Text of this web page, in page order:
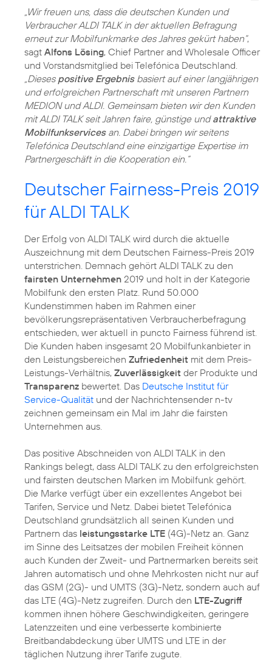
„Wir freuen uns, dass die deutschen Kunden und
Verbraucher ALDI TALK in der aktuellen Befragung
erneut zur Mobilfunkmarke des Jahres gekürt haben“,
sagt Alfons Lösing, Chief Partner and Wholesale Officer
und Vorstandsmitglied bei Telefónica Deutschland.
„Dieses positive Ergebnisbasiert auf einer langjährigen
und erfolgreichen Partnerschaft mit unseren Partnern
MEDION und ALDI. Gemeinsam bieten wir den Kunden
mit ALDI TALK seit Jahren faire, günstige undattraktive
Mobilfunkservicesan. Dabei bringen wir seitens
Telefónica Deutschland eine einzigartige Expertise im
Partnergeschäft in die Kooperation ein.“
Deutscher Fairness-Preis 2019
für ALDI TALK
Der Erfolg von ALDI TALK wird durch die aktuelle
Auszeichnung mit dem Deutschen Fairness-Preis 2019
unterstrichen. Demnach gehört ALDI TALK zu den
fairsten Unternehmen 2019 und holt in der Kategorie
Mobilfunk den ersten Platz. Rund 50.000
Kundenstimmen haben im Rahmen einer
bevölkerungsrepräsentativen Verbraucherbefragung
entschieden, wer aktuell in puncto Fairness führend ist.
Die Kunden haben insgesamt 20 Mobilfunkanbieter in
den Leistungsbereichen Zufriedenheit mit dem Preis-
Leistungs-Verhältnis, Zuverlässigkeit der Produkte und
Transparenz bewertet. Das Deutsche Institut für
Service-Qualität und der Nachrichtensender n-tv
zeichnen gemeinsam ein Mal im Jahr die fairsten
Unternehmen aus.
Das positive Abschneiden von ALDI TALK in den
Rankings belegt, dass ALDI TALK zu den erfolgreichsten
und fairsten deutschen Marken im Mobilfunk gehört.
Die Marke verfügt über ein exzellentes Angebot bei
Tarifen, Service und Netz. Dabei bietet Telefónica
Deutschland grundsätzlich all seinen Kunden und
Partnern das leistungsstarke LTE (4G)-Netz an. Ganz
im Sinne des Leitsatzes der mobilen Freiheit können
auch Kunden der Zweit- und Partnermarken bereits seit
Jahren automatisch und ohne Mehrkosten nicht nur auf
das GSM (2G)- und UMTS (3G)-Netz, sondern auch auf
das LTE (4G)-Netz zugreifen. Durch den LTE-Zugriff
kommen ihnen höhere Geschwindigkeiten, geringere
Latenzzeiten und eine verbesserte kombinierte
Breitbandabdeckung über UMTS und LTE in der
täglichen Nutzung ihrer Tarife zugute.